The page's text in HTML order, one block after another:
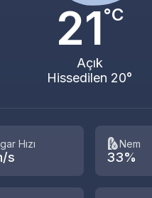
21°C
Açık
Hissedilen 20°
Hızı
s
Nem
33%